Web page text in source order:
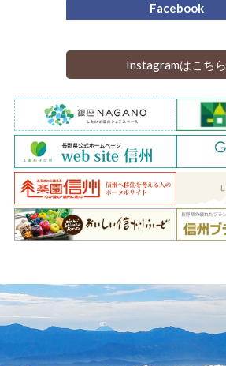
Facebook
Instagramはこちら